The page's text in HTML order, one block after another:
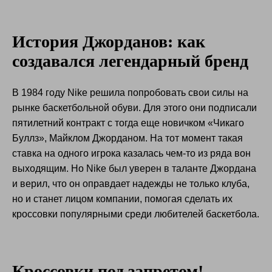
История Джорданов: как
создавался легендарный бренд
В 1984 году Nike решила попробовать свои силы на
рынке баскетбольной обуви. Для этого они подписали
пятилетний контракт с тогда еще новичком «Чикаго
Буллз», Майклом Джорданом. На тот момент такая
ставка на одного игрока казалась чем-то из ряда вон
выходящим. Но Nike был уверен в таланте Джордана
и верил, что он оправдает надежды не только клуба,
но и станет лицом компании, помогая сделать их
кроссовки популярными среди любителей баскетбола.